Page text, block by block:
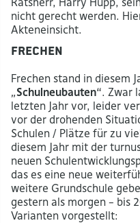
nicht gerecht werden.
Akteneinsicht.
Frechen
Frechen stand in diesem
„Schulneubauten“. Zwar
letzten Jahr vor, leider
vor der drohenden
Schulen / Plätze für zu
diesem Jahr mit der
neuen
das es eine neue
weitere Grundschule
gestern als morgen – bis
Varianten vorgestellt: